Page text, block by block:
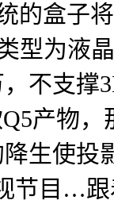
盒子
为液
不支
产物
降生使
节目…